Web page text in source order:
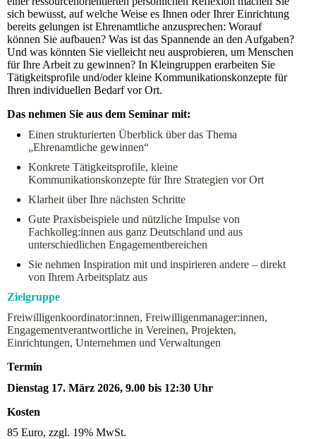
sich bewusst, auf welche Weise es Ihnen oder Ihrer Einrichtung
bereits gelungen ist Ehrenamtliche anzusprechen: Worauf
können Sie aufbauen? Was ist das Spannende an den Aufgaben?
Und was könnten Sie vielleicht neu ausprobieren, um Menschen
für Ihre Arbeit zu gewinnen? In Kleingruppen erarbeiten Sie
Tätigkeitsprofile und/oder kleine Kommunikationskonzepte für
Ihren individuellen Bedarf vor Ort.
Das nehmen Sie aus dem Seminar mit:
Einen strukturierten Überblick über das Thema
„Ehrenamtliche gewinnen“
Konkrete Tätigkeitsprofile, kleine
Kommunikationskonzepte für Ihre Strategien vor Ort
Klarheit über Ihre nächsten Schritte
Gute Praxisbeispiele und nützliche Impulse von
Fachkolleg:innen aus ganz Deutschland und aus
unterschiedlichen Engagementbereichen
Sie nehmen Inspiration mit und inspirieren andere – direkt
von Ihrem Arbeitsplatz aus
Zielgruppe
Freiwilligenkoordinator:innen, Freiwilligenmanager:innen,
Engagementverantwortliche in Vereinen, Projekten,
Einrichtungen, Unternehmen und Verwaltungen
Termin
Dienstag 17. März 2026, 9.00 bis 12:30 Uhr
Kosten
85 Euro, zzgl. 19% MwSt.